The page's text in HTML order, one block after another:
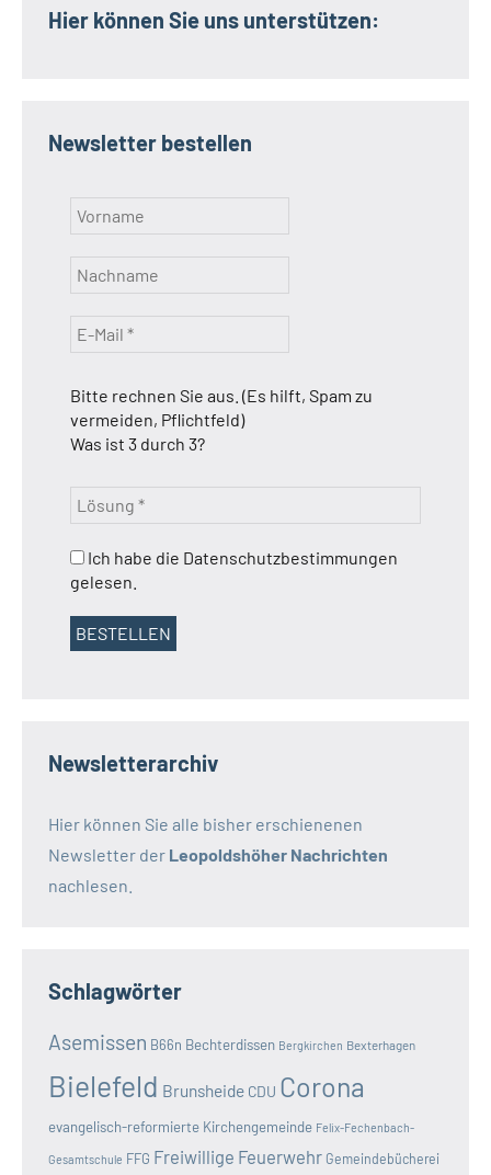
Hier können Sie uns unterstützen:
Newsletter bestellen
Bitte rechnen Sie aus. (Es hilft, Spam zu
vermeiden, Pflichtfeld)
Was ist 3 durch 3?
Ich habe die Datenschutzbestimmungen
gelesen.
Newsletterarchiv
Hier können Sie alle bisher erschienenen
Newsletter der Leopoldshöher Nachrichten
nachlesen.
Schlagwörter
Asemissen B66n Bechterdissen Bergkirchen Bexterhagen
Bielefeld Brunsheide CDU Corona
evangelisch-reformierte Kirchengemeinde Felix-Fechenbach-
Gesamtschule FFG Freiwillige Feuerwehr Gemeindebücherei